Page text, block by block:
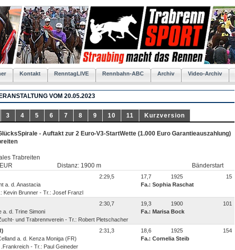
Kontakt RenntagLIVE Rennbahn-ABC Archiv Video-Archiv
VOM 20.05.2023
3 4 5 6 7 8 9 10 11 Kurzversion
- Auftakt zur 2 Euro-V3-StartWette (1.000 Euro Garantieauszahlung)
Trabreiten
Distanz: 1900 m Bänderstart
2:29,5 17,7 1925
15
a. d. Anastacia
Fa.: Sophia Raschat
Kevin Brunner - Tr.: Josef Franzl
2:30,7 19,3 1900
101
a. d. Trine Simoni
Fa.: Marisa Bock
und Trabrennverein - Tr.: Robert Pletschacher
2:31,3 18,6 1925
154
a. d. Kenza Moniga (FR)
Fa.: Cornelia Steib
- Tr.: Paul Geineder